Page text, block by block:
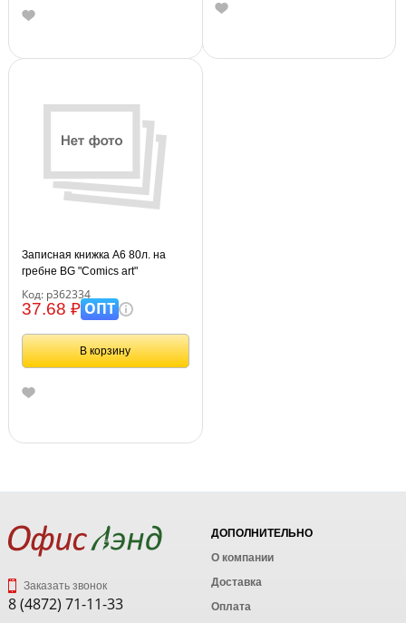
Записная книжка А6 80л. на
гребне BG "Comics art"
Код: р362334
37.68 ₽ОПТ
В корзину
Заказать звонок
8 (4872) 71-11-33
ДОПОЛНИТЕЛЬНО
О компании
Доставка
Оплата